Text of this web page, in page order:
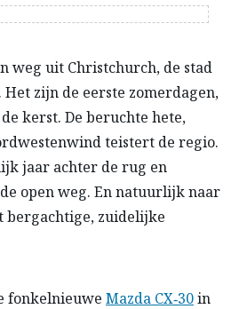
weg uit Christchurch, de stad
zijn de eerste zomerdagen,
kerst. De beruchte hete,
teistert de regio.
jaar achter de rug en
open weg. En natuurlijk naar
bergachtige, zuidelijke
fonkelnieuwe Mazda CX‑30in